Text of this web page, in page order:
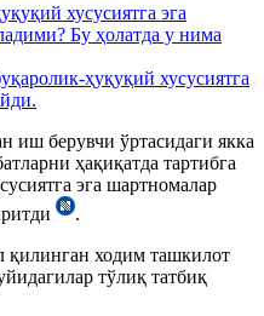
хусусиятга эга
Бу ҳолатда у нима
ҳуқуқий хусусиятга
иш берувчи ўртасидаги якка
ҳақиқатда тартибга
эга шартномалар
.
қилинган ходим ташкилот
тўлиқ татбиқ